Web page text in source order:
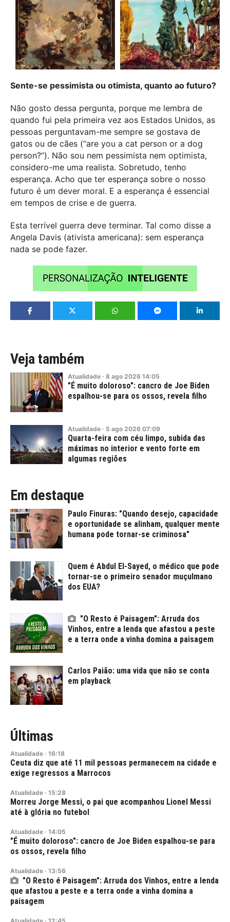
Sente-se pessimista ou otimista, quanto ao futuro?
Não gosto dessa pergunta, porque me lembra de
quando fui pela primeira vez aos Estados Unidos, as
pessoas perguntavam-me sempre se gostava de
gatos ou de cães (“are you a cat person or a dog
person?”). Não sou nem pessimista nem optimista,
considero-me uma realista. Sobretudo, tenho
esperança. Acho que ter esperança sobre o nosso
futuro é um dever moral. E a esperança é essencial
em tempos de crise e de guerra.
Esta terrível guerra deve terminar. Tal como disse a
Angela Davis (ativista americana): sem esperança
nada se pode fazer.
Veja também
Atualidade · 8 ago 2026 14:05
"É muito doloroso": cancro de Joe Biden
espalhou-se para os ossos, revela filho
Atualidade · 5 ago 2026 07:09
Quarta-feira com céu limpo, subida das
máximas no interior e vento forte em
algumas regiões
Em destaque
Paulo Finuras: "Quando desejo, capacidade
e oportunidade se alinham, qualquer mente
humana pode tornar-se criminosa"
Quem é Abdul El-Sayed, o médico que pode
tornar-se o primeiro senador muçulmano
dos EUA?
"O Resto é Paisagem": Arruda dos
Vinhos, entre a lenda que afastou a peste
e a terra onde a vinha domina a paisagem
Carlos Paião: uma vida que não se conta
em playback
Últimas
Atualidade · 16:18
Ceuta diz que até 11 mil pessoas permanecem na cidade e
exige regressos a Marrocos
Atualidade · 15:28
Morreu Jorge Messi, o pai que acompanhou Lionel Messi
até à glória no futebol
Atualidade · 14:05
"É muito doloroso": cancro de Joe Biden espalhou-se para
os ossos, revela filho
Atualidade · 13:56
"O Resto é Paisagem": Arruda dos Vinhos, entre a lenda
que afastou a peste e a terra onde a vinha domina a
paisagem